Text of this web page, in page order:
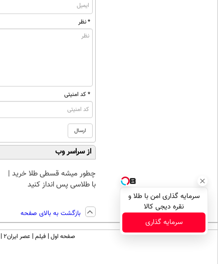
* نظر
* کد امنیتی
از سراسر وب
چطور میشه قسطی طلا خرید |
با طلاسی پس انداز کنید
بازگشت به بالای صفحه
سرمایه گذاری امن با طلا و
نقره دیجی کالا
سرمایه گذاری
صفحه اول فیلم عصر ایران۲